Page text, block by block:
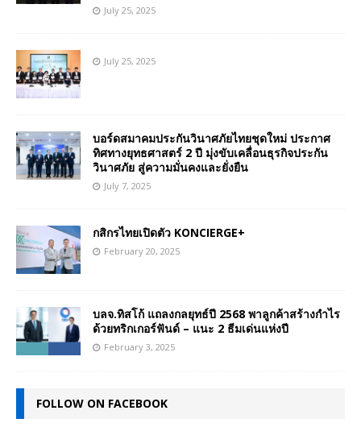
July 25, 2025
July 25, 2025
บอร์ดสมาคมประกันวินาศภัยไทยชุดใหม่ ประกาศ
ทิศทางยุทธศาสตร์ 2 ปี มุ่งขับเคลื่อนธุรกิจประกัน
วินาศภัย สู่ความมั่นคงและยั่งยืน
July 7, 2025
กสิกรไทยเปิดตัว KONCIERGE+
February 20, 2025
บลจ.ทิสโก้ แถลงกลยุทธ์ปี 2568 พาลูกค้าสร้างกำไร
ด้วยทริกเกอร์ฟันด์ – แนะ 2 ธีมเด่นแห่งปี
February 3, 2025
FOLLOW ON FACEBOOK